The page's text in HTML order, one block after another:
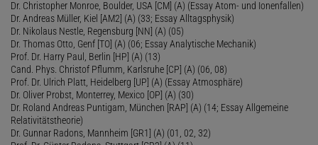
Dr. Christopher Monroe, Boulder, USA [CM] (A) (Essay Atom- und Ionenfallen)
Dr. Andreas Müller, Kiel [AM2] (A) (33; Essay Alltagsphysik)
Dr. Nikolaus Nestle, Regensburg [NN] (A) (05)
Dr. Thomas Otto, Genf [TO] (A) (06; Essay Analytische Mechanik)
Prof. Dr. Harry Paul, Berlin [HP] (A) (13)
Cand. Phys. Christof Pflumm, Karlsruhe [CP] (A) (06, 08)
Prof. Dr. Ulrich Platt, Heidelberg [UP] (A) (Essay Atmosphäre)
Dr. Oliver Probst, Monterrey, Mexico [OP] (A) (30)
Dr. Roland Andreas Puntigam, München [RAP] (A) (14; Essay Allgemeine
Relativitätstheorie)
Dr. Gunnar Radons, Mannheim [GR1] (A) (01, 02, 32)